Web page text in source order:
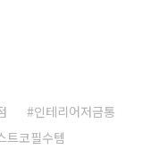
인테리어저금통
트코필수템